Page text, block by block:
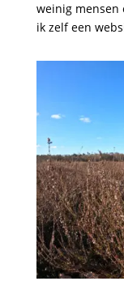
weinig mensen
ik zelf een